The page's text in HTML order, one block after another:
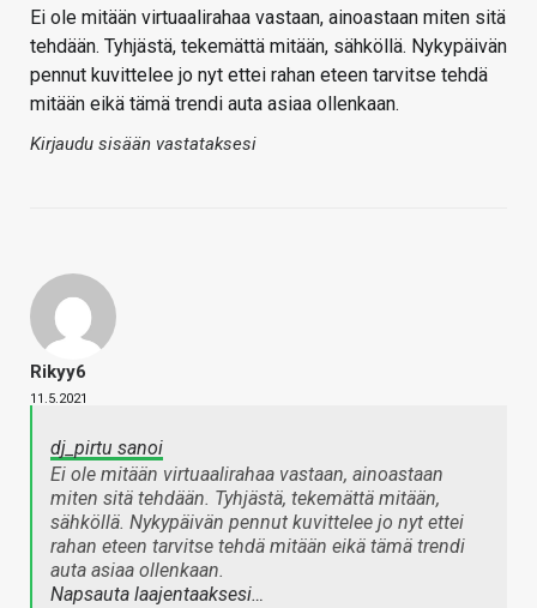
Ei ole mitään virtuaalirahaa vastaan, ainoastaan miten sitä
tehdään. Tyhjästä, tekemättä mitään, sähköllä. Nykypäivän
pennut kuvittelee jo nyt ettei rahan eteen tarvitse tehdä
mitään eikä tämä trendi auta asiaa ollenkaan.
Kirjaudu sisään vastataksesi
Rikyy6
11.5.2021
dj_pirtu sanoi
Ei ole mitään virtuaalirahaa vastaan, ainoastaan
miten sitä tehdään. Tyhjästä, tekemättä mitään,
sähköllä. Nykypäivän pennut kuvittelee jo nyt ettei
rahan eteen tarvitse tehdä mitään eikä tämä trendi
auta asiaa ollenkaan.
Napsauta laajentaaksesi…